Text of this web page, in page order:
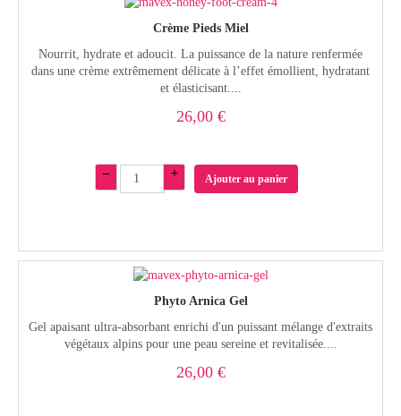
Crème Pieds Miel
Nourrit, hydrate et adoucit. La puissance de la nature renfermée
dans une crème extrêmement délicate à l’effet émollient, hydratant
et élasticisant....
26,00 €
– + Ajouter au panier
Phyto Arnica Gel
Gel apaisant ultra-absorbant enrichi d'un puissant mélange d'extraits
végétaux alpins pour une peau sereine et revitalisée....
26,00 €